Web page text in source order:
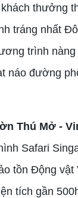
thưởng
tráng nhất
trình nàng
náo đường
Thú Mở -
Safari
tồn Động vật
tích gần